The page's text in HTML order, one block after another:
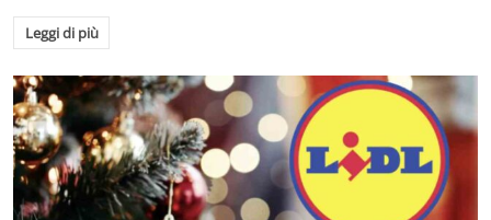
Leggi di più